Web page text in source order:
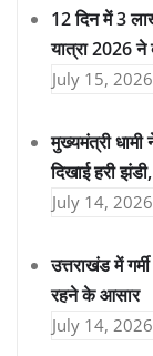
12 दिन में 3
यात्रा 2026 ने
July 15, 2026
मुख्यमंत्री धामी
दिखाई हरी
July 14, 2026
उत्तराखंड में
रहने के आसार
July 14, 2026